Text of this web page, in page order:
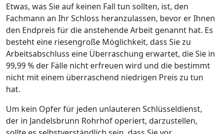
Etwas, was Sie auf keinen Fall tun sollten, ist, den
Fachmann an Ihr Schloss heranzulassen, bevor er Ihnen
den Endpreis für die anstehende Arbeit genannt hat. Es
besteht eine riesengroße Möglichkeit, dass Sie zu
Arbeitsabschluss eine Überraschung erwartet, die Sie in
99,99 % der Fälle nicht erfreuen wird und die bestimmt
nicht mit einem überraschend niedrigen Preis zu tun
hat.
Um kein Opfer für jeden unlauteren Schlüsseldienst,
der in Jandelsbrunn Rohrhof operiert, darzustellen,